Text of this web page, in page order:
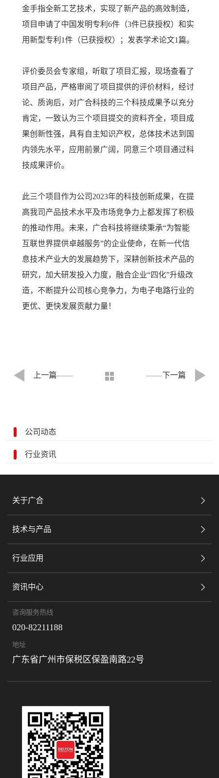
金手指全新工艺技术，实现了新产品的高效制造，
项目申请了中国发明专利6件（3件已获授权）和实
用新型专利1件（已获授权）；发表学术论文1篇。
评价委员会专家组，听取了项目汇报，现场查看了
项目产品，严格审阅了项目提供的评价材料，经讨
论、质询后，对广合科技的三个科技成果予以充分
肯定，一致认为三个项目提交的资料齐全，项目成
果创新性强，具有自主知识产权，总体技术达到国
内领先水平，应用前景广阔，同意三个项目通过科
技成果评价。
此三个项目作为公司2023年的科技创新成果，在提
高我司产品技术水平及市场竞争力上都发挥了积极
的推动作用。未来，广合科技将继续秉承“为智能
互联世界提供卓越服务”的企业使命，在新一代信
息技术产业大的发展趋势下，深耕创新技术产品的
研究，加大研发投入力度，融合企业“四化”升级改
造，不断提升公司核心竞争力，为电子电路行业的
更优、更快发展贡献力量！
上一篇 下一篇
公司动态
行业资讯
关于广合
技术与产品
行业应用
资讯中心
咨询服务热线
020-82211188
地址
广东省广州市保税区保盈南路22号